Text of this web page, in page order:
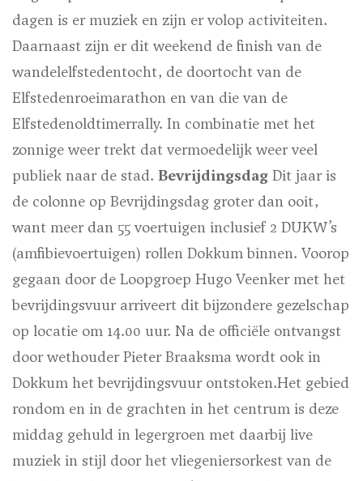
dagen is er muziek en zijn er volop activiteiten.
Daarnaast zijn er dit weekend de finish van de
wandelelfstedentocht, de doortocht van de
Elfstedenroeimarathon en van die van de
Elfstedenoldtimerrally. In combinatie met het
zonnige weer trekt dat vermoedelijk weer veel
publiek naar de stad. Bevrijdingsdag Dit jaar is
de colonne op Bevrijdingsdag groter dan ooit,
want meer dan 55 voertuigen inclusief 2 DUKW’s
(amfibievoertuigen) rollen Dokkum binnen. Voorop
gegaan door de Loopgroep Hugo Veenker met het
bevrijdingsvuur arriveert dit bijzondere gezelschap
op locatie om 14.00 uur. Na de officiële ontvangst
door wethouder Pieter Braaksma wordt ook in
Dokkum het bevrijdingsvuur ontstoken.Het gebied
rondom en in de grachten in het centrum is deze
middag gehuld in legergroen met daarbij live
muziek in stijl door het vliegeniersorkest van de